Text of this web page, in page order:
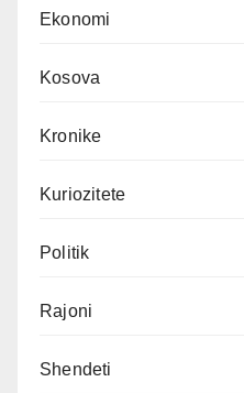
Ekonomi
Kosova
Kronike
Kuriozitete
Politik
Rajoni
Shendeti